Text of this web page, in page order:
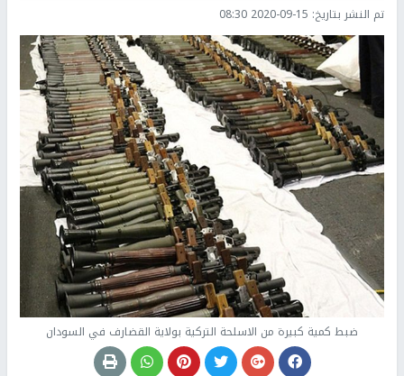
تم النشر بتاريخ: 2020-09-15 08:30
ضبط كمية كبيرة من الاسلحة التركية بولاية القضارف في السودان